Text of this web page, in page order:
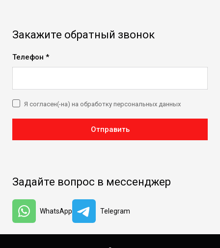
Закажите обратный звонок
Телефон *
Отправить
Я согласен(-на) на обработку персональных данных
Задайте вопрос в мессенджер
WhatsApp Telegram